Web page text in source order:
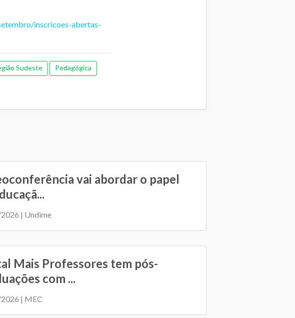
inscricoes-abertas-
Sudeste Pedagógica
vai abordar o papel
| Undime
Mais Professores tem pós-
com ...
| MEC